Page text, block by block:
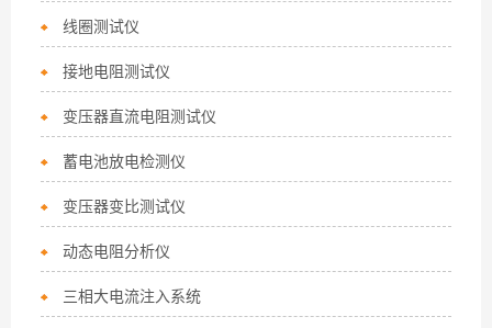
线圈测试仪
接地电阻测试仪
变压器直流电阻测试仪
蓄电池放电检测仪
变压器变比测试仪
动态电阻分析仪
三相大电流注入系统